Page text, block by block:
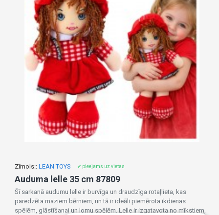
Zīmols:: LEAN TOYS ✔ pieejams uz vietas
Auduma lelle 35 cm 87809
Šī sarkanā audumu lelle ir burvīga un draudzīga rotaļlieta, kas
paredzēta maziem bērniem, un tā ir ideāli piemērota ikdienas
spēlēm, glāstīšanai un lomu spēlēm. Lelle ir izgatavota no mīkstiem,